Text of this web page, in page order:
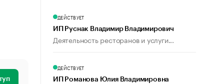
ДЕЙСТВУЕТ
ИП Руснак Владимир Владимирович
Деятельность ресторанов и услуги...
ДЕЙСТВУЕТ
ИП Романова Юлия Владимировна